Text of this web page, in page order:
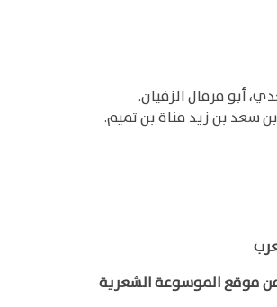
أبو مرقال الزفيان.
سعد بن زيد مناة بن تميم.
موقع الموسوعة الشعرية